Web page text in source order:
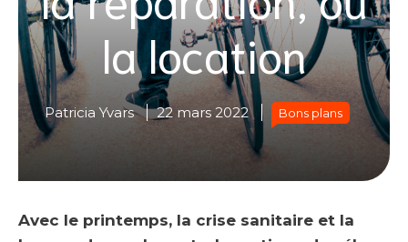
la location
Patricia Yvars 22 mars 2022 Bons plans
Avec le printemps, la crise sanitaire et la